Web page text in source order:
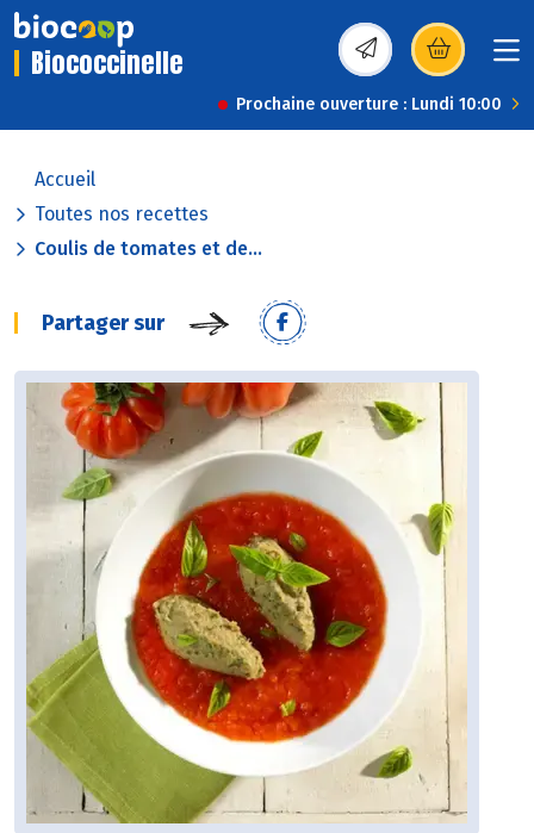
Biococcinelle (s’ouvre dans une
Prochaine ouverture : Lundi 10:00
Accueil
Toutes nos recettes
Coulis de tomates et de...
Partager sur